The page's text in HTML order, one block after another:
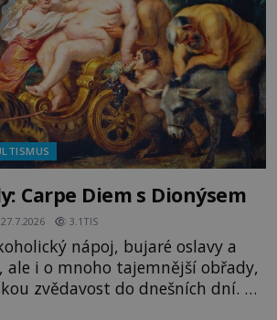
Carpe Diem s Dionýsem
27.7.2026 3.1TIS
nápoj, bujaré oslavy a
ale i o mnoho tajemnější obřady,
zvědavost do dnešních dní. Co
bůh, jemuž Římané říkají